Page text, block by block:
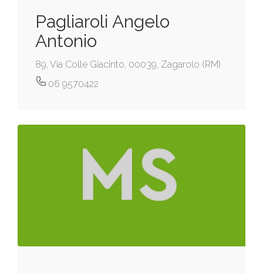
Pagliaroli Angelo
Antonio
89, Via Colle Giacinto, 00039, Zagarolo (RM)
06 9570422